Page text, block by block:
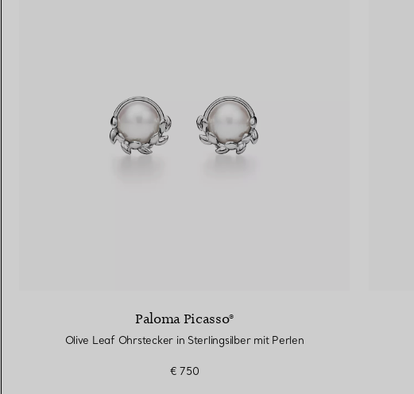
Paloma Picasso®
Olive Leaf Ohrstecker in Sterlingsilber mit Perlen
€ 750